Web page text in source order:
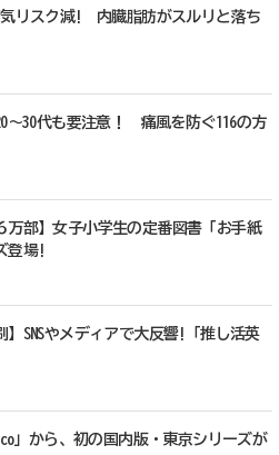
リスク減! 内臓脂肪がスルリと落ち
～30代も要注意！ 痛風を防ぐ116の方
万部】女子小学生の定番図書「お手紙
登場!
】SNSやメディアで大反響!「推し活英
」から、初の国内版・東京シリーズが